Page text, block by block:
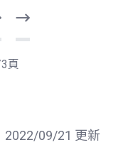
後
一
頁
2022/09/21 更新